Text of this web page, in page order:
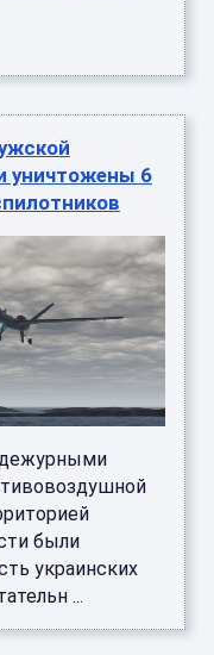
уничтожены 6
были
украинских
...